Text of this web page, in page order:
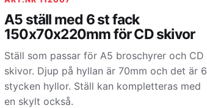
A5 ställ med 6 st fack
150x70x220mm för CD skivor
Ställ som passar för A5 broschyrer och CD
skivor. Djup på hyllan är 70mm och det är 6
stycken hyllor. Ställ kan kompletteras med
en skylt också.